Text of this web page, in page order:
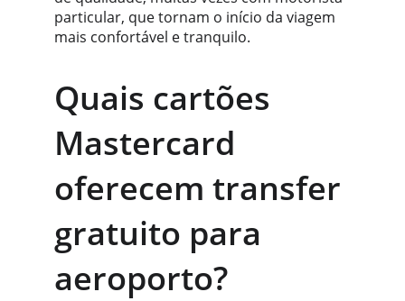
particular, que tornam o início da viagem
mais confortável e tranquilo.
Quais cartões
Mastercard
oferecem transfer
gratuito para
aeroporto?